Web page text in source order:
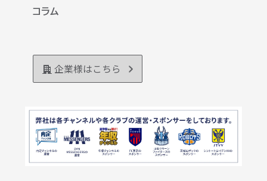
コラム
企業様はこちら